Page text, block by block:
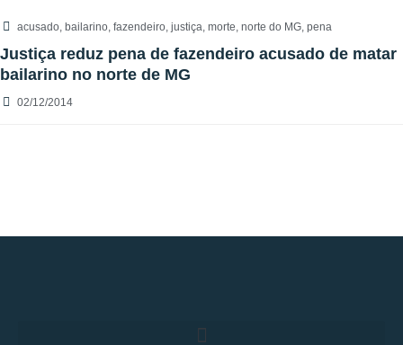
acusado, bailarino, fazendeiro, justiça, morte, norte do MG, pena
Justiça reduz pena de fazendeiro acusado de matar
bailarino no norte de MG
02/12/2014